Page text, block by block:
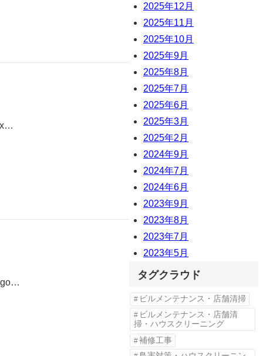
2025年12月
2025年11月
2025年10月
2025年9月
2025年8月
2025年7月
2025年6月
2025年3月
2025年2月
2024年9月
2024年7月
2024年6月
2023年9月
2023年8月
2023年7月
2023年5月
タグクラウド
ビルメンテナンス・店舗清掃
ビルメンテナンス・店舗清
掃・ハウスクリーニング
補修工事